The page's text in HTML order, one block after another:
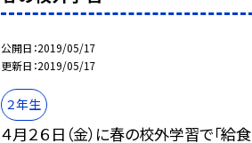
公開日 2019/05/17
更新日 2019/05/17
２年生
４月２６日（金）に春の校外学習で「給食